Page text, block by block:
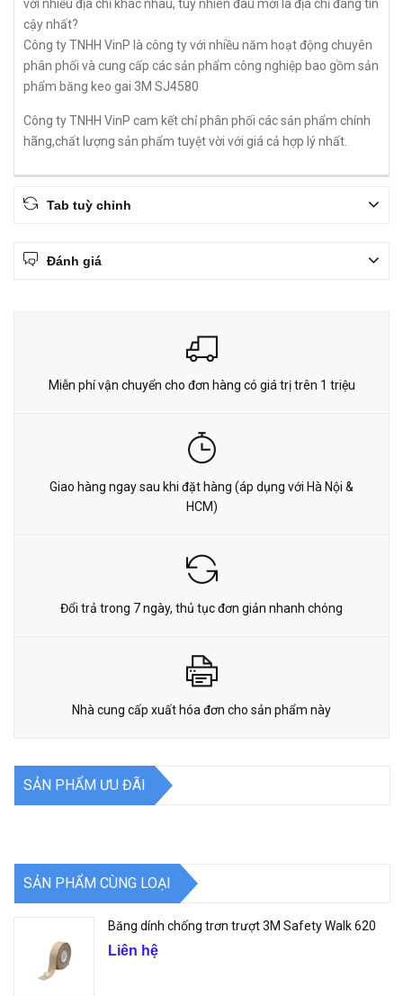
với nhiều địa chỉ khác nhau, tuy nhiên đâu mới là địa chỉ đáng tin
cậy nhất?
Công ty TNHH VinP là công ty với nhiều năm hoạt động chuyên
phân phối và cung cấp các sản phẩm công nghiệp bao gồm sản
phẩm băng keo gai 3M SJ4580
Công ty TNHH VinP cam kết chỉ phân phối các sản phẩm chính
hãng,chất lượng sản phẩm tuyệt vời với giá cả hợp lý nhất.
Tab tuỳ chỉnh
Đánh giá
Miễn phí vận chuyển cho đơn hàng có giá trị trên 1 triệu
Giao hàng ngay sau khi đặt hàng (áp dụng với Hà Nội &
HCM)
Đổi trả trong 7 ngày, thủ tục đơn giản nhanh chóng
Nhà cung cấp xuất hóa đơn cho sản phẩm này
SẢN PHẨM ƯU ĐÃI
SẢN PHẨM CÙNG LOẠI
Băng dính chống trơn trượt 3M Safety Walk 620
Liên hệ